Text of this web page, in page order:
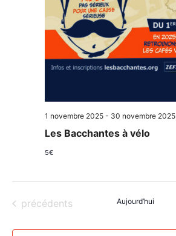
Les Bacchantes à vélo
1 novembre 2025- 30 novembre 2025
5€
Évènements
précédents Aujourd’hui